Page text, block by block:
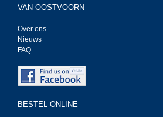
VAN OOSTVOORN
Over ons
Nieuws
FAQ
BESTEL ONLINE